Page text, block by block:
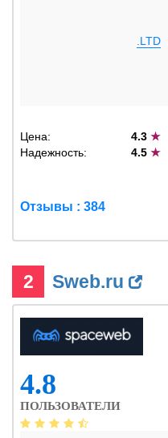
.LTD
Цена: 4.3★
Надежность:
4.5★
Отзывы : 384
2 Sweb.ru
4.8
ПОЛЬЗОВАТЕЛИ